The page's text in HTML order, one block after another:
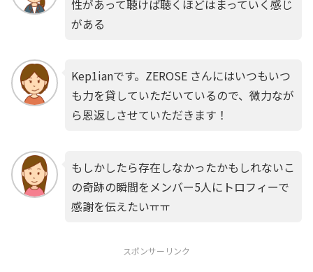
性があって聴けば聴くほどはまっていく感じ
がある
Kep1ianです。ZEROSE さんにはいつもいつ
も力を貸していただいているので、微力なが
ら恩返しさせていただきます！
もしかしたら存在しなかったかもしれないこ
の奇跡の瞬間をメンバー5人にトロフィーで
感謝を伝えたいㅠㅠ
スポンサーリンク